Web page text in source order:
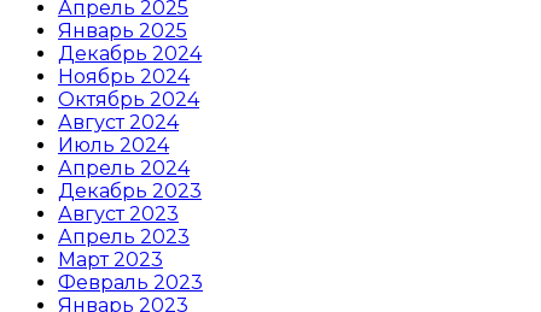
Апрель 2025
Январь 2025
Декабрь 2024
Ноябрь 2024
Октябрь 2024
Август 2024
Июль 2024
Апрель 2024
Декабрь 2023
Август 2023
Апрель 2023
Март 2023
Февраль 2023
Январь 2023